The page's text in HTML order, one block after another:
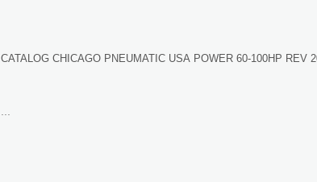
CATALOG CHICAGO PNEUMATIC USA POWER 60-100HP REV